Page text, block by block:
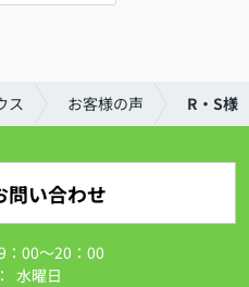
ス お客様の声 R・S様
問い合わせ
：00～20：00
水曜日